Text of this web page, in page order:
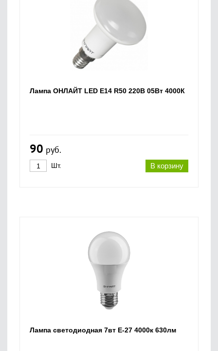
Лампа ОНЛАЙТ LED E14 R50 220В 05Вт 4000К
90 руб.
В корзину
Шт.
Лампа светодиодная 7вт Е-27 4000к 630лм